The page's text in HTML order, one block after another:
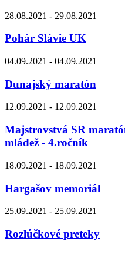
28.08.2021 - 29.08.2021
Pohár Slávie UK
04.09.2021 - 04.09.2021
Dunajský maratón
12.09.2021 - 12.09.2021
Majstrovstvá SR
mládež - 4.ročník
18.09.2021 - 18.09.2021
Hargašov memoriál
25.09.2021 - 25.09.2021
Rozlúčkové preteky